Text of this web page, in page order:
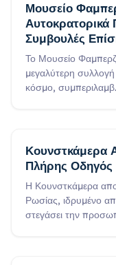
Μουσείο
Αυτοκρατορικά
Συμβουλές
Το Μουσείο
μεγαλύτερη
κόσμο, συμπεριλαμβ
Κουνστκάμερα
Πλήρης Οδηγός
Η Κουνστκάμερα
Ρωσίας, ιδρυμένο
στεγάσει την